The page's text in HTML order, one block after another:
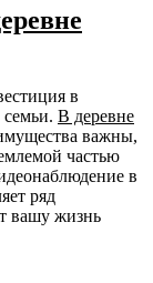
в
В деревне
важны,
частью
в
ряд
вашу жизнь